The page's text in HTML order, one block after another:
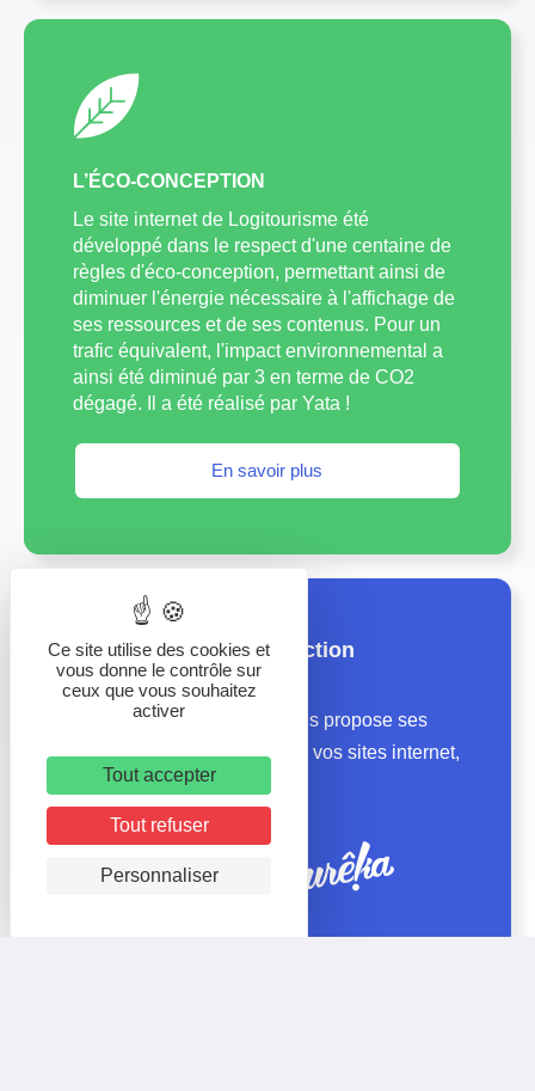
L’ÉCO-CONCEPTION
Le site internet de Logitourisme été
développé dans le respect d'une centaine de
règles d'éco-conception, permettant ainsi de
diminuer l'énergie nécessaire à l'affichage de
ses ressources et de ses contenus. Pour un
trafic équivalent, l'impact environnemental a
ainsi été diminué par 3 en terme de CO2
dégagé. Il a été réalisé par Yata !
En savoir plus
Nos agences de production
Le groupe Logitourisme vous propose ses
agences pour la création de vos sites internet,
médias et print
Ce site utilise des cookies et
vous donne le contrôle sur
ceux que vous souhaitez
activer
Tout accepter
Tout refuser
Personnaliser